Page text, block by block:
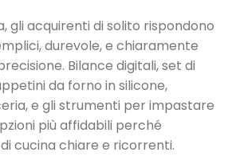
gli acquirenti di solito rispondono
durevole, e chiaramente
Bilance digitali, set di
da forno in silicone,
e gli strumenti per impastare
più affidabili perché
cucina chiare e ricorrenti.